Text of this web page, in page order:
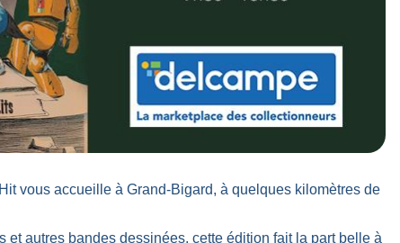
vous accueille à Grand-Bigard, à quelques kilomètres de
et autres bandes dessinées, cette édition fait la part belle à